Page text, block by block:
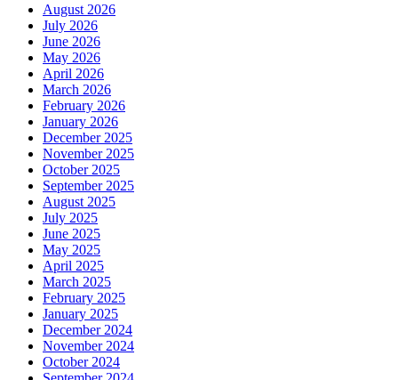
August 2026
July 2026
June 2026
May 2026
April 2026
March 2026
February 2026
January 2026
December 2025
November 2025
October 2025
September 2025
August 2025
July 2025
June 2025
May 2025
April 2025
March 2025
February 2025
January 2025
December 2024
November 2024
October 2024